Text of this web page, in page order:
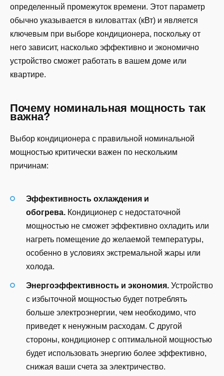
определенный промежуток времени. Этот параметр
обычно указывается в киловаттах (кВт) и является
ключевым при выборе кондиционера, поскольку от
него зависит, насколько эффективно и экономично
устройство сможет работать в вашем доме или
квартире.
Почему номинальная мощность так
важна?
Выбор кондиционера с правильной номинальной
мощностью критически важен по нескольким
причинам:
Эффективность охлаждения и
обогрева. Кондиционер с недостаточной
мощностью не сможет эффективно охладить или
нагреть помещение до желаемой температуры,
особенно в условиях экстремальной жары или
холода.
Энергоэффективность и экономия. Устройство
с избыточной мощностью будет потреблять
больше электроэнергии, чем необходимо, что
приведет к ненужным расходам. С другой
стороны, кондиционер с оптимальной мощностью
будет использовать энергию более эффективно,
снижая ваши счета за электричество.